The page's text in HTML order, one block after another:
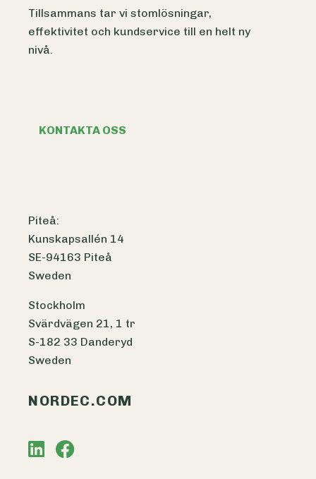
Tillsammans tar vi stomlösningar,
effektivitet och kundservice till en helt ny
nivå.
KONTAKTA OSS
Piteå:
Kunskapsallén 14
SE-94163 Piteå
Sweden
Stockholm
Svärdvägen 21, 1 tr
S-182 33 Danderyd
Sweden
NORDEC.COM